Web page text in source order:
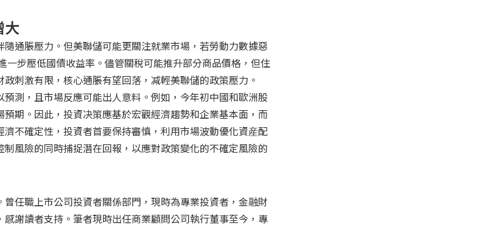
大
通脹壓力。但美聯儲可能更關注就業市場，若勞動力數據惡
一步壓低國債收益率。儘管關稅可能推升部分商品價格，但住
刺激有限，核心通脹有望回落，减輕美聯儲的政策壓力。
測，且市場反應可能出人意料。例如，今年初中國和歐洲股
期。因此，投資决策應基於宏觀經濟趨勢和企業基本面，而
不確定性，投資者首要保持審慎，利用市場波動優化資産配
風險的同時捕捉潛在回報，以應對政策變化的不確定風險的
任職上市公司投資者關係部門，現時為專業投資者，金融財
謝讀者支持。筆者現時出任商業顧問公司執行董事至今，專